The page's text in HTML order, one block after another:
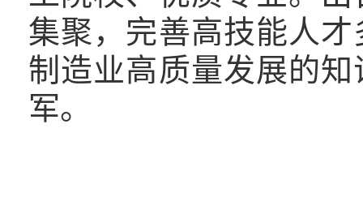
集聚，完善高技能人
制造业高质量发展的
军。